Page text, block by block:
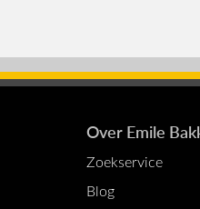
Over Emile
Zoekservice
Blog